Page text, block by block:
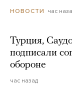
НОВОСТИ час
Турция,
подписали
обороне
час назад